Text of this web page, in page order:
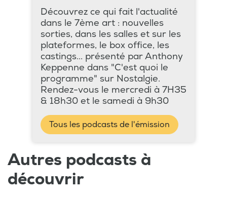
Découvrez ce qui fait l'actualité
dans le 7ème art : nouvelles
sorties, dans les salles et sur les
plateformes, le box office, les
castings... présenté par Anthony
Keppenne dans "C'est quoi le
programme" sur Nostalgie.
Rendez-vous le mercredi à 7H35
& 18h30 et le samedi à 9h30
Tous les podcasts de l'émission
Autres podcasts à
découvrir